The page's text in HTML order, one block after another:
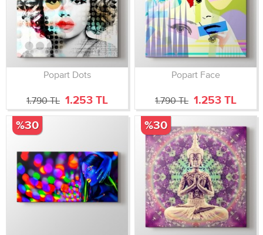
Popart Dots
1.790 TL 1.253 TL
Popart Face
1.790 TL 1.253 TL
%30 %30